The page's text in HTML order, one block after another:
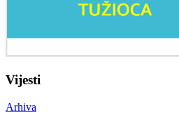
Vijesti
Arhiva